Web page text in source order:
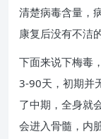
清楚病毒含量，
康复后没有不洁
下面来说下梅毒
3-90天，初期并
了中期，全身就
会进入骨髓，内